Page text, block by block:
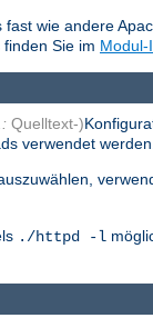
wie andere
Sie im Modul-
Quelltext-)
verwendet
./httpd -l